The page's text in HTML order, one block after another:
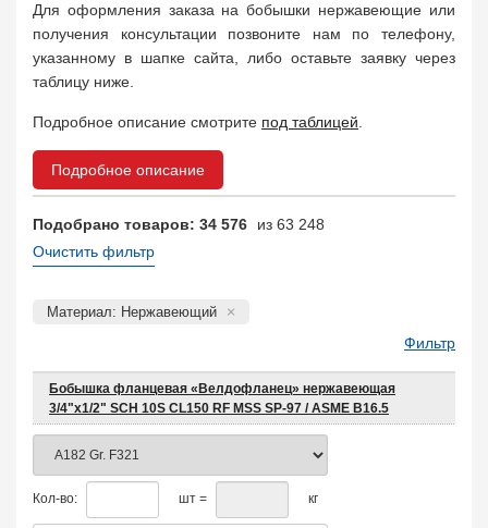
Втулка, футорка 135
Бобышка 63248
Седло 211
Днище
Втулка для фланца 698
Для оформления заказа на бобышки нержавеющие или
получения консультации позвоните нам по телефону,
указанному в шапке сайта, либо оставьте заявку через
таблицу ниже.
Подробное описание смотрите под таблицей
Подробное описание
Подобрано товаров: 34 576
из 63 248
Очистить фильтр
Материал: Нержавеющий
Фильтр
Бобышка фланцевая «Велдофланец» нержавеющая
3/4"х1/2" SCH 10S CL150 RF MSS SP-97 / ASME B16.5
Кол-во: шт = кг